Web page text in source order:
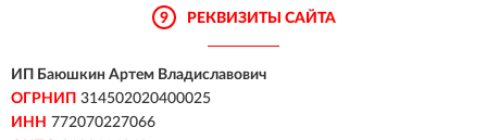
9 РЕКВИЗИТЫ САЙТА
ИП Баюшкин Артем Владиславович
ОГРНИП 314502020400025
ИНН 772070227066